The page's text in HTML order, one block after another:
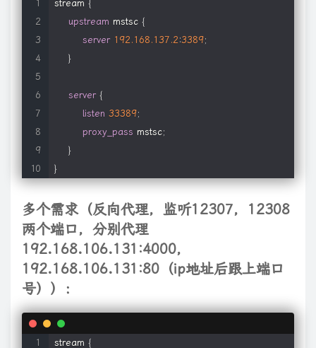
stream {
upstream mstsc {
server 192.168 .137 .2 :3389;
}
server {
listen 33389;
proxy_pass mstsc;
}
}
多个需求（反向代理，监听12307，12308
两个端口，分别代理
192.168.106.131:4000，
192.168.106.131:80（ip地址后跟上端口
号））：
stream {